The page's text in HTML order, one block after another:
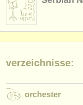
verzeichnisse:
orchester